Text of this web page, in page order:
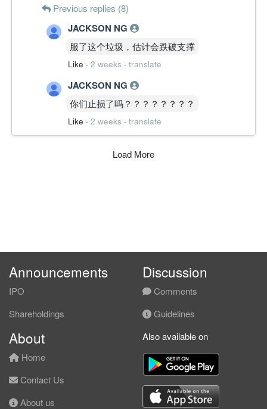
————————
MULTI-TIMEFRAME RESONANCE │ 多周
期共振
1M 仍保留长期 BASE，价已回到主价值区
下部并低于转换线；MACD 由高位持续降
温并逼近零轴，ADX 由约 45 降至 22，
ATR 同步下降，长期趋势扩张明显减弱。
1W 已跌出 2.000 附近云层与主成交区，
势但非强趋势式下跌。
高达 45，下行强度尚未消退，属早期企稳
月线弱化、周线至 4H 负向共振，唯 30M
认，当前更接近低参与度滑落。
STRUCTURE LEVELS │ 结构位
Previous replies (8)
JACKSON NG
服了这个垃圾，估计会跌破支撑
Like · 2 weeks · translate
JACKSON NG
你们止损了吗？？？？？？？？
Like · 2 weeks · translate
Load More
Announcements
IPO
Shareholdings
Discussion
Comments
Guidelines
About
Home
Contact Us
About us
Also available on